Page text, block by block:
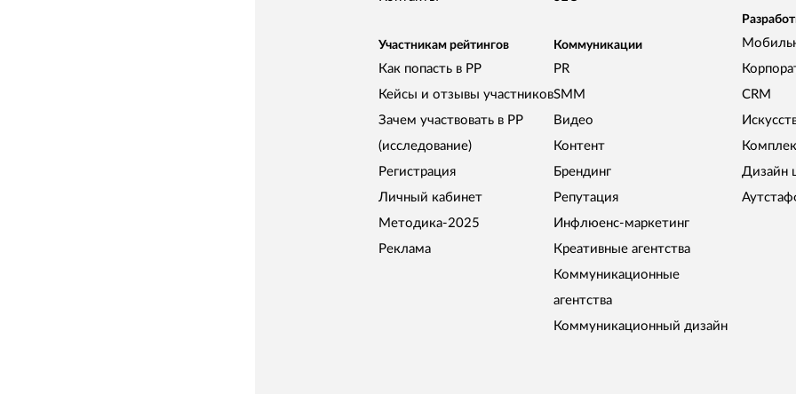
Участникам рейтингов
Как попасть в РР
Кейсы и отзывы участников
Зачем участвовать в РР
(исследование)
Регистрация
Личный кабинет
Методика-2025
Реклама
Коммуникации
PR
SMM
Видео
Контент
Брендинг
Репутация
Инфлюенс-маркетинг
Креативные агентства
Коммуникационные
агентства
Коммуникационный дизайн
CRM
Дизайн